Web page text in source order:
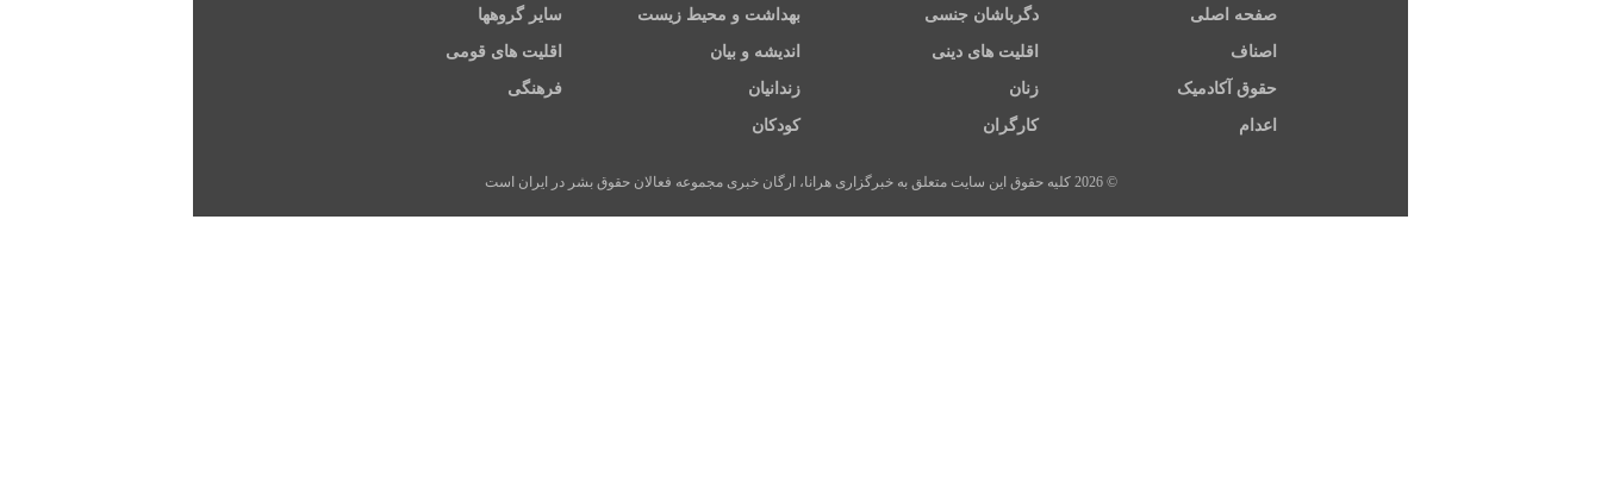
صفحه اصلی دگرباشان جنسی بهداشت و محیط زیست سایر گروهها
اصناف اقلیت های دینی اندیشه و بیان اقلیت های قومی
حقوق آکادمیک زنان زندانیان فرهنگی
اعدام کارگران کودکان
© 2026 کلیه حقوق این سایت متعلق به خبرگزاری هرانا، ارگان خبری مجموعه فعالان حقوق بشر در ایران است